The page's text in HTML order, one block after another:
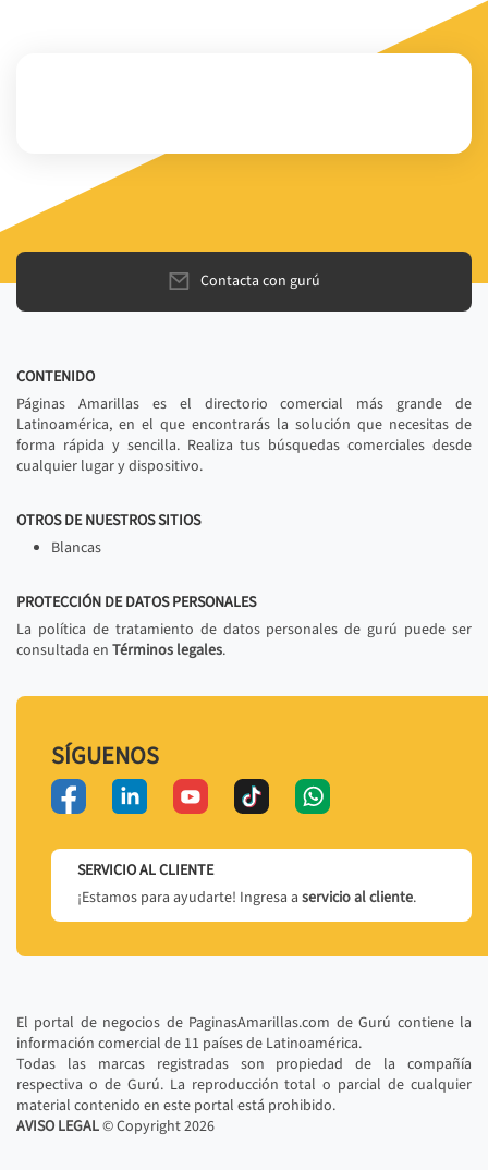
Contacta con gurú
CONTENIDO
Páginas Amarillas es el directorio comercial más grande de
Latinoamérica, en el que encontrarás la solución que necesitas de
forma rápida y sencilla. Realiza tus búsquedas comerciales desde
cualquier lugar y dispositivo.
OTROS DE NUESTROS SITIOS
Blancas
PROTECCIÓN DE DATOS PERSONALES
La política de tratamiento de datos personales de gurú puede ser
consultada en Términos legales.
SÍGUENOS
SERVICIO AL CLIENTE
¡Estamos para ayudarte! Ingresa a servicio al cliente.
El portal de negocios de PaginasAmarillas.com de Gurú contiene la
información comercial de 11 países de Latinoamérica.
Todas las marcas registradas son propiedad de la compañía
respectiva o de Gurú. La reproducción total o parcial de cualquier
material contenido en este portal está prohibido.
AVISO LEGAL© Copyright2026